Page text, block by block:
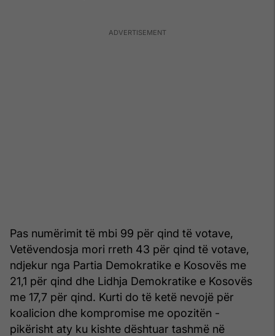
Pas numërimit të mbi 99 për qind të votave,
Vetëvendosja mori rreth 43 për qind të votave,
ndjekur nga Partia Demokratike e Kosovës me
21,1 për qind dhe Lidhja Demokratike e Kosovës
me 17,7 për qind. Kurti do të ketë nevojë për
koalicion dhe kompromise me opozitën -
pikërisht aty ku kishte dështuar tashmë në